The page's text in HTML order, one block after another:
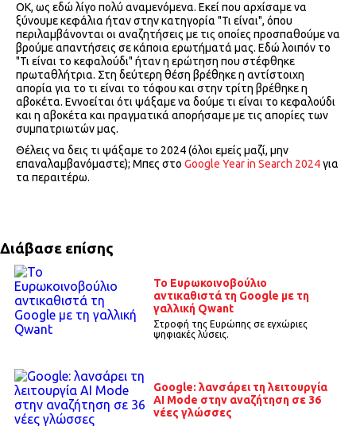
ΟΚ, ως εδώ λίγο πολύ αναμενόμενα. Εκεί που αρχίσαμε να
ξύνουμε κεφάλια ήταν στην κατηγορία "Τι είναι", όπου
περιλαμβάνονται οι αναζητήσεις με τις οποίες προσπαθούμε να
βρούμε απαντήσεις σε κάποια ερωτήματά μας. Εδώ λοιπόν το
"Τι είναι το κεφαλούδι" ήταν η ερώτηση που στέφθηκε
πρωταθλήτρια. Στη δεύτερη θέση βρέθηκε η αντίστοιχη
απορία για το τι είναι το τόφου και στην τρίτη βρέθηκε η
αβοκέτα. Εννοείται ότι ψάξαμε να δούμε τι είναι το κεφαλούδι
και η αβοκέτα και πραγματικά απορήσαμε με τις απορίες των
συμπατριωτών μας.
Θέλεις να δεις τι ψάξαμε το 2024 (όλοι εμείς μαζί, μην
επαναλαμβανόμαστε); Μπες στο Google Year in Search 2024για
τα περαιτέρω.
Διάβασε επίσης
Το Ευρωκοινοβούλιο
αντικαθιστά τη Google με τη
γαλλική Qwant
Στροφή της Ευρώπης σε εγχώριες
ψηφιακές λύσεις.
Google: λανσάρει τη λειτουργία
ΑΙ Mode στην αναζήτηση σε 36
νέες γλώσσες